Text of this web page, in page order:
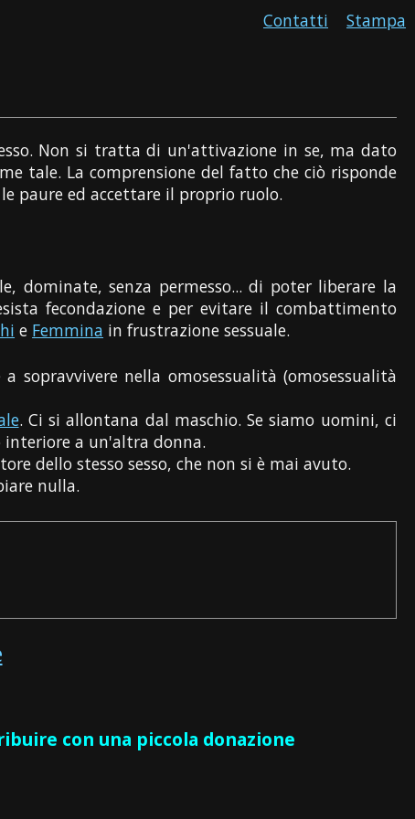
Stampa
Contatti
Non si tratta di un'attivazione in se, ma dato
tale. La comprensione del fatto che ciò risponde
paure ed accettare il proprio ruolo.
dominate, senza permesso... di poter liberare la
fecondazione e per evitare il combattimento
e Femmina in frustrazione sessuale.
sopravvivere nella omosessualità (omosessualità
. Ci si allontana dal maschio. Se siamo uomini, ci
interiore a un'altra donna.
dello stesso sesso, che non si è mai avuto.
nulla.
con una piccola donazione